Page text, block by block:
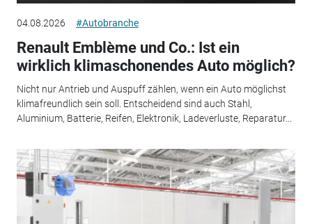
04.08.2026 #Autobranche
Renault Emblème und Co.: Ist ein
wirklich klimaschonendes Auto möglich?
Nicht nur Antrieb und Auspuff zählen, wenn ein Auto möglichst
klimafreundlich sein soll. Entscheidend sind auch Stahl,
Aluminium, Batterie, Reifen, Elektronik, Ladeverluste, Reparatur...